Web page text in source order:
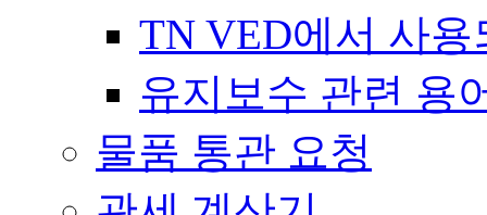
TN VED에서 사
유지보수 관련 용
물품 통관 요청